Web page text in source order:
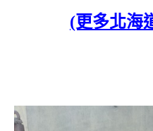
(更多北海